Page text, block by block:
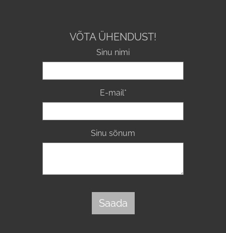
VÕTA ÜHENDUST!
Sinu nimi
E-mail
Sinu sõnum